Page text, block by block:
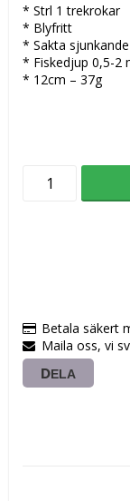
* Strl 1 trekrokar
* Blyfritt
* Sakta sjunkande
* Fiskedjup 0,5-2
* 12cm – 37g
Betala säkert
Maila oss, vi
DELA